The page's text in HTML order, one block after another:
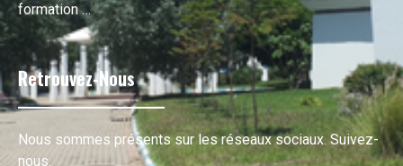
formation …
Retrouvez-Nous
Nous sommes présents sur les réseaux sociaux. Suivez-
nous.